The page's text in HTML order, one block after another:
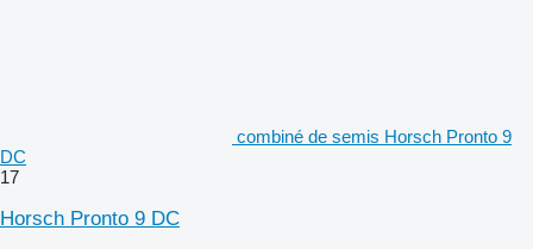
combiné de semis Horsch Pronto 9
DC
17
Horsch Pronto 9 DC